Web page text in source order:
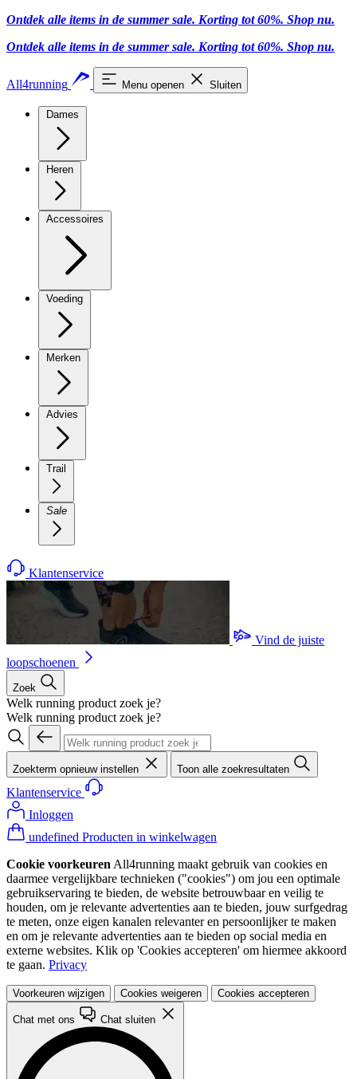
Ontdek alle items in de summer sale. Korting tot 60%. Shop nu.
Ontdek alle items in de summer sale. Korting tot 60%. Shop nu.
All4running Menu openen Sluiten
Dames
Heren
Accessoires
Voeding
Merken
Advies
Trail
Sale
Klantenservice
Vind de juiste
loopschoenen
Zoek
Welk running product zoek je?
Welk running product zoek je?
Zoekterm opnieuw instellen Toon alle zoekresultaten
Klantenservice
Inloggen
undefined Producten in winkelwagen
Cookie voorkeuren All4running maakt gebruik van cookies en
daarmee vergelijkbare technieken ("cookies") om jou een optimale
gebruikservaring te bieden, de website betrouwbaar en veilig te
houden, om je relevante advertenties aan te bieden, jouw surfgedrag
te meten, onze eigen kanalen relevanter en persoonlijker te maken
en om je relevante advertenties aan te bieden op social media en
externe websites. Klik op 'Cookies accepteren' om hiermee akkoord
te gaan. Privacy
Voorkeuren wijzigen Cookies weigeren Cookies accepteren
Chat met ons Chat sluiten